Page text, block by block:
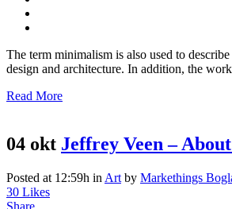
The term minimalism is also used to
design and architecture. In addition, the
Read More
04 okt Jeffrey Veen –
Posted at 12:59h in Art by Markethings
30 Likes
Share